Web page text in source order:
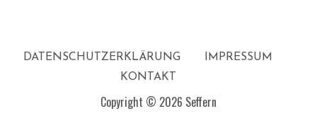
DATENSCHUTZERKLÄRUNG
IMPRESSUM
KONTAKT
Copyright © 2026 Seffern